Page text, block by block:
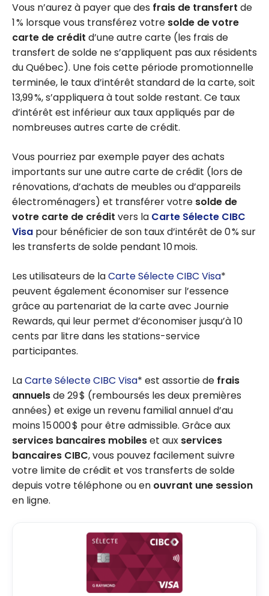
Vous n’aurez à payer que des frais de transfert de
1 % lorsque vous transférez votre solde de votre
carte de crédit d’une autre carte (les frais de
transfert de solde ne s’appliquent pas aux résidents
du Québec). Une fois cette période promotionnelle
terminée, le taux d’intérêt standard de la carte, soit
13,99 %, s’appliquera à tout solde restant. Ce taux
d’intérêt est inférieur aux taux appliqués par de
nombreuses autres carte de crédit.
Vous pourriez par exemple payer des achats
importants sur une autre carte de crédit (lors de
rénovations, d’achats de meubles ou d’appareils
électroménagers) et transférer votre solde de
votre carte de crédit vers la Carte Sélecte CIBC
Visa pour bénéficier de son taux d’intérêt de 0 % sur
les transferts de solde pendant 10 mois.
Les utilisateurs de laCarte Sélecte CIBC Visa*
peuvent également économiser sur l’essence
grâce au partenariat de la carte avec Journie
Rewards, qui leur permet d’économiser jusqu’à 10
cents par litre dans les stations-service
participantes.
LaCarte Sélecte CIBC Visa* est assortie de frais
annuelsde 29 $ (remboursés les deux premières
années) et exige un revenu familial annuel d’au
moins 15 000 $ pour être admissible. Grâce aux
services bancaires mobileset aux services
bancaires CIBC, vous pouvez facilement suivre
votre limite de crédit et vos transferts de solde
depuis votre téléphone ou en ouvrant une session
en ligne.